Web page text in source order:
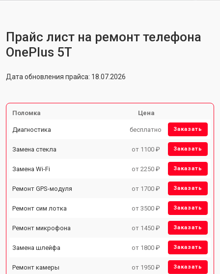
Прайс лист на ремонт телефона
OnePlus 5T
Дата обновления прайса: 18.07.2026
Поломка Цена
Диагностика бесплатно Заказать
Замена стекла от 1100 ₽ Заказать
Замена Wi-Fi от 2250 ₽ Заказать
Ремонт GPS-модуля от 1700 ₽ Заказать
Ремонт сим лотка от 3500 ₽ Заказать
Ремонт микрофона от 1450 ₽ Заказать
Замена шлейфа от 1800 ₽ Заказать
Ремонт камеры от 1950 ₽ Заказать